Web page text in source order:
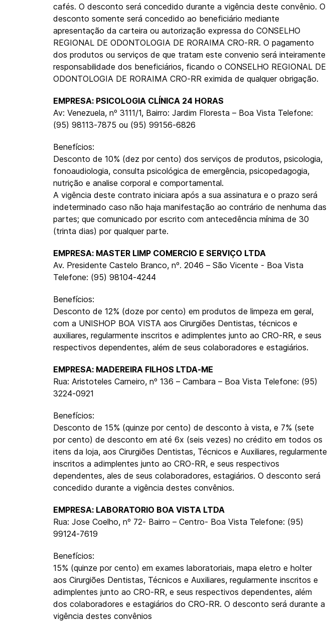
cafés. O desconto será concedido durante a vigência deste convênio. O
desconto somente será concedido ao beneficiário mediante
apresentação da carteira ou autorização expressa do CONSELHO
REGIONAL DE ODONTOLOGIA DE RORAIMA CRO-RR. O pagamento
dos produtos ou serviços de que tratam este convenio será inteiramente
responsabilidade dos beneficiários, ficando o CONSELHO REGIONAL DE
ODONTOLOGIA DE RORAIMA CRO-RR eximida de qualquer obrigação.
EMPRESA: PSICOLOGIA CLÍNICA 24 HORAS
Av: Venezuela, nº 3111/1, Bairro: Jardim Floresta – Boa Vista Telefone:
(95) 98113-7875 ou (95) 99156-6826
Benefícios:
Desconto de 10% (dez por cento) dos serviços de produtos, psicologia,
fonoaudiologia, consulta psicológica de emergência, psicopedagogia,
nutrição e analise corporal e comportamental.
A vigência deste contrato iniciara após a sua assinatura e o prazo será
indeterminado caso não haja manifestação ao contrário de nenhuma das
partes; que comunicado por escrito com antecedência mínima de 30
(trinta dias) por qualquer parte.
EMPRESA: MASTER LIMP COMERCIO E SERVIÇO LTDA
Av. Presidente Castelo Branco, nº. 2046 – São Vicente - Boa Vista
Telefone: (95) 98104-4244
Benefícios:
Desconto de 12% (doze por cento) em produtos de limpeza em geral,
com a UNISHOP BOA VISTA aos Cirurgiões Dentistas, técnicos e
auxiliares, regularmente inscritos e adimplentes junto ao CRO-RR, e seus
respectivos dependentes, além de seus colaboradores e estagiários.
EMPRESA: MADEREIRA FILHOS LTDA-ME
Rua: Aristoteles Carneiro, nº 136 – Cambara – Boa Vista Telefone: (95)
3224-0921
Benefícios:
Desconto de 15% (quinze por cento) de desconto à vista, e 7% (sete
por cento) de desconto em até 6x (seis vezes) no crédito em todos os
itens da loja, aos Cirurgiões Dentistas, Técnicos e Auxiliares, regularmente
inscritos a adimplentes junto ao CRO-RR, e seus respectivos
dependentes, ales de seus colaboradores, estagiários. O desconto será
concedido durante a vigência destes convênios.
EMPRESA: LABORATORIO BOA VISTA LTDA
Rua: Jose Coelho, nº 72- Bairro – Centro- Boa Vista Telefone: (95)
99124-7619
Benefícios:
15% (quinze por cento) em exames laboratoriais, mapa eletro e holter
aos Cirurgiões Dentistas, Técnicos e Auxiliares, regularmente inscritos e
adimplentes junto ao CRO-RR, e seus respectivos dependentes, além
dos colaboradores e estagiários do CRO-RR. O desconto será durante a
vigência destes convênios